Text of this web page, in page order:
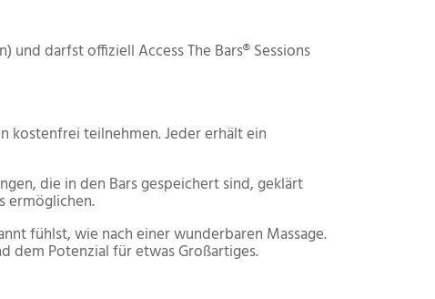
darfst offiziell Access The Bars® Sessions
kostenfrei teilnehmen. Jeder erhält ein
die in den Bars gespeichert sind, geklärt
ermöglichen.
fühlst, wie nach einer wunderbaren Massage.
dem Potenzial für etwas Großartiges.